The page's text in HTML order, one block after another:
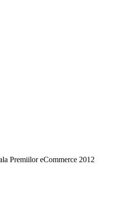
Premiilor eCommerce 2012